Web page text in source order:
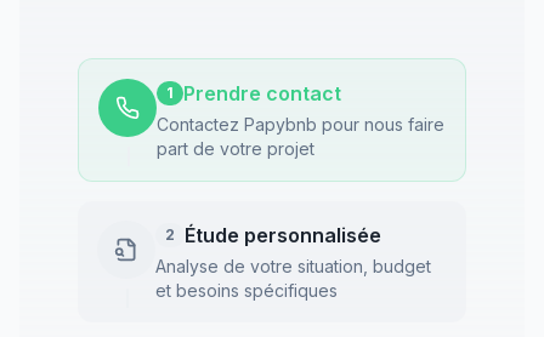
1 Prendre contact
Contactez Papybnb pour nous faire
part de votre projet
2 Étude personnalisée
Analyse de votre situation, budget
et besoins spécifiques